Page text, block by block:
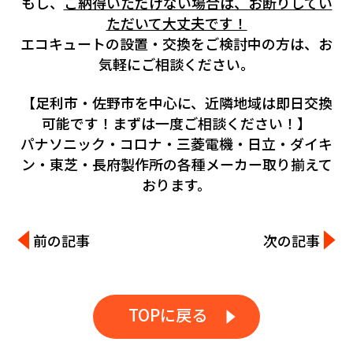
ただいて大丈夫です！
エコキュートの設置・交換をご検討中の方は、お
気軽にご相談ください。
【足利市・佐野市を中心に、近隣地域は即日交換
可能です！まずは一度ご相談ください！】
パナソニック・コロナ・三菱電機・日立・ダイキ
ン・東芝・長府製作所の各種メーカー取り揃えて
おります。
前の記事 次の記事
TOPに戻る